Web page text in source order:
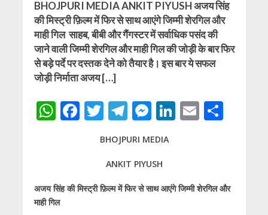
BHOJPURI MEDIA ANKIT PIYUSH अजय सिंह
की मिस्ट्री फ़िल्म में फिर से साथ आएंगे जिम्मी शेरगिल और
माही गिल साहब, बीबी और गैंगस्टर में सर्वाधिक पसंद की
जाने वाली जिम्मी शेरगिल और माही गिल की जोड़ी के बार फिर
से बड़े पर्दे पर दस्तक देने को तैयार है। इस बार ये सफल
जोड़ी निर्माता अजय […]
W
A
p
F
o
T
w
itt
er
T
el
e
gr
a
M
e
ss
e
n
Li
dI
E S
BHOJPURI MEDIA
ANKIT PIYUSH
अजय सिंह की मिस्ट्री फ़िल्म में फिर से साथ आएंगे जिम्मी शेरगिल और
माही गिल